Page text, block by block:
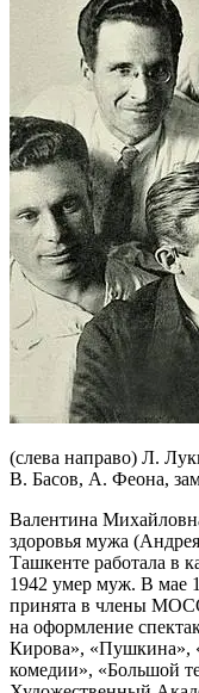
(слева направо) Л.
В. Басов, А. Феона,
Валентина
здоровья мужа
Ташкенте работала в
1942 умер муж. В мае
принята в члены
на оформление
Кирова»,
комедии», «Большой